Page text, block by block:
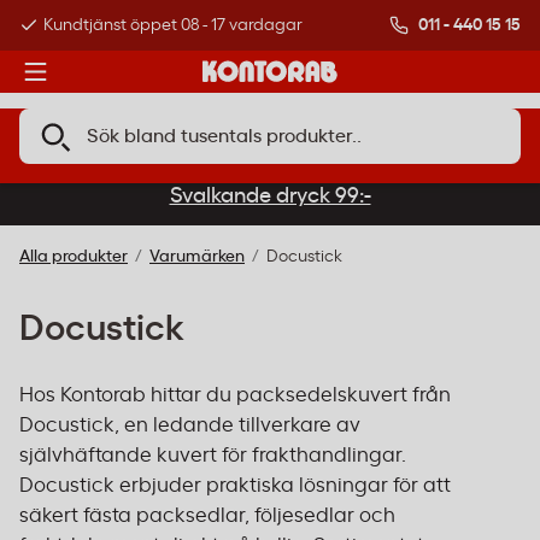
Kundtjänst öppet 08 - 17 vardagar Över 500 000
011 - 440 15 15
Svalkande dryck 99:-
Alla produkter Varumärken Docustick
Docustick
Hos Kontorab hittar du packsedelskuvert från
Docustick, en ledande tillverkare av
självhäftande kuvert för frakthandlingar.
Docustick erbjuder praktiska lösningar för att
säkert fästa packsedlar, följesedlar och